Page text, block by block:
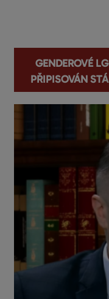
Genderové
připisován